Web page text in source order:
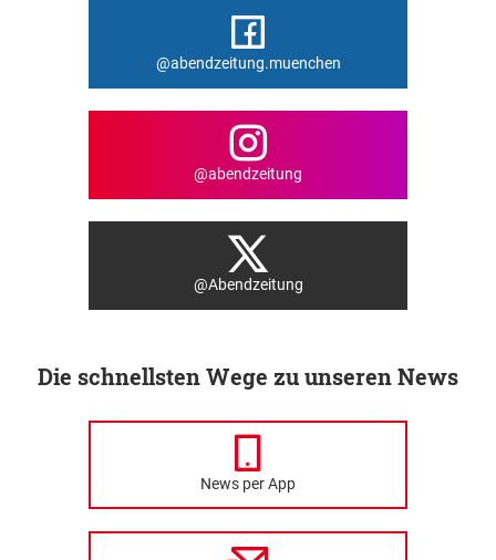
@abendzeitung.muenchen
@abendzeitung
@Abendzeitung
Die schnellsten Wege zu unseren News
News per App